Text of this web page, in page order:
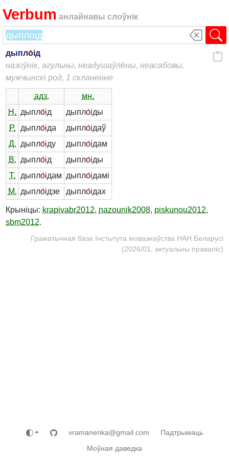
Verbum анлайнавы слоўнік
дыпло́ід
назоўнік, агульны, неадушаўлёны, неасабовы,
мужчынскі род, 1 скланенне
адз.
мн.
Н. дыпло́ід дыпло́іды
Р.
дыпло́іда дыпло́ідаў
Д. дыпло́іду дыпло́ідам
В. дыпло́ід дыпло́іды
Т.
дыпло́ідам дыпло́ідамі
М. дыпло́ідзе дыпло́ідах
Крыніцы: krapivabr2012, nazounik2008, piskunou2012,
sbm2012.
Граматычная база Інстытута мовазнаўства НАН Беларусі
(2026/01, актуальны правапіс)
vramanenka@gmail.com
Падтрымаць
Моўная даведка